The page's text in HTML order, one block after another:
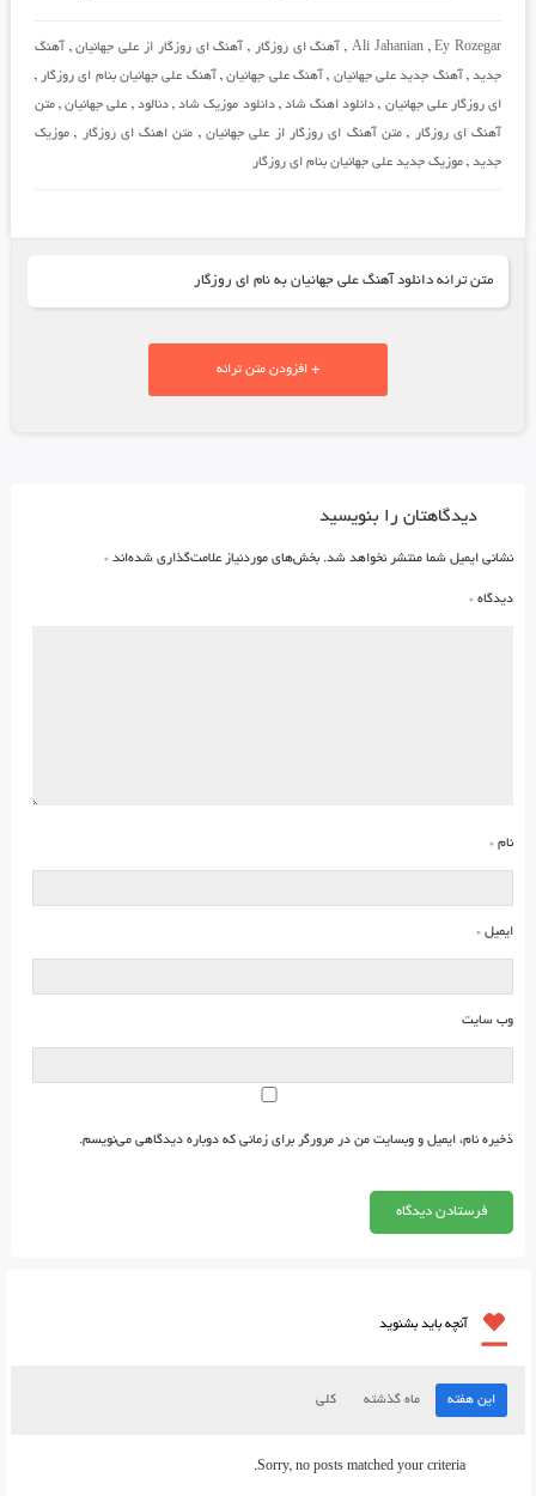
Ali Jahanian,Ey Rozegar
, آهنگ ای روزگار , آهنگ ای روزگار از علی جهانیان, آهنگ
جدید, آهنگ جدید علی جهانیان , آهنگ علی جهانیان, آهنگ علی جهانیان بنام ای روزگار ,
ای روزگار علی جهانیان , دانلود اهنگ شاد ,دانلود موزیک شاد,دنالود , علی جهانیان,متن
آهنگ ای روزگار
,متن آهنگ ای روزگار از علی جهانیان, متن اهنگ ای روزگار ,موزیک
جدید, موزیک جدید علی جهانیان بنام ای روزگار
متن ترانه دانلود آهنگ علی جهانیان به نام ای روزگار
+ افزودن متن ترانه
دیدگاهتان را بنویسید
نشانی ایمیل شما منتشر نخواهد شد. بخش‌های موردنیاز علامت‌گذاری شده‌اند *
دیدگاه *
نام *
ایمیل *
وب‌ سایت
ذخیره نام، ایمیل و وبسایت من در مرورگر برای زمانی که دوباره دیدگاهی می‌نویسم.
آنچه باید بشنوید
این هفته ماه گذشته کلی
Sorry, no posts matched your criteria.